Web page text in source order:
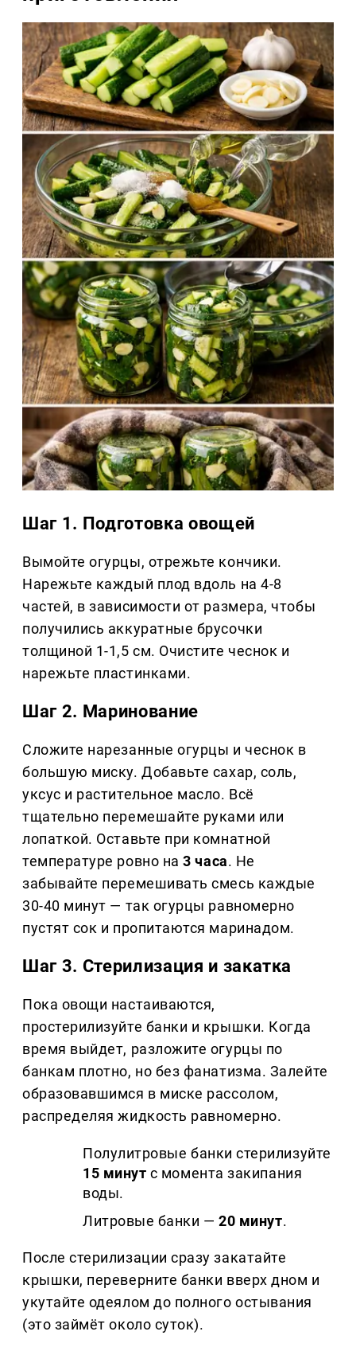
Шаг 1. Подготовка овощей
Вымойте огурцы, отрежьте кончики.
Нарежьте каждый плод вдоль на 4-8
частей, в зависимости от размера, чтобы
получились аккуратные брусочки
толщиной 1-1,5 см. Очистите чеснок и
нарежьте пластинками.
Шаг 2. Маринование
Сложите нарезанные огурцы и чеснок в
большую миску. Добавьте сахар, соль,
уксус и растительное масло. Всё
тщательно перемешайте руками или
лопаткой. Оставьте при комнатной
температуре ровно на3 часа. Не
забывайте перемешивать смесь каждые
30-40 минут — так огурцы равномерно
пустят сок и пропитаются маринадом.
Шаг 3. Стерилизация и закатка
Пока овощи настаиваются,
простерилизуйте банки и крышки. Когда
время выйдет, разложите огурцы по
банкам плотно, но без фанатизма. Залейте
образовавшимся в миске рассолом,
распределяя жидкость равномерно.
Полулитровые банки стерилизуйте
15 минут с момента закипания
воды.
Литровые банки —20 минут.
После стерилизации сразу закатайте
крышки, переверните банки вверх дном и
укутайте одеялом до полного остывания
(это займёт около суток).